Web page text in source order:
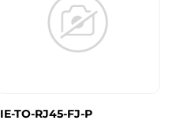
IE-TO-RJ45-FJ-P